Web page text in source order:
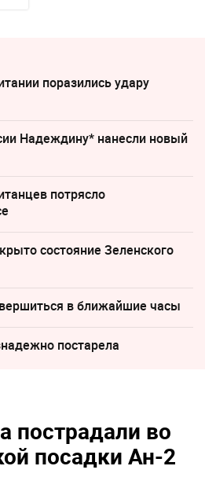
поразились удару
Надеждину* нанесли новый
потрясло
состояние Зеленского
в ближайшие часы
постарела
пострадали во
посадки Ан-2